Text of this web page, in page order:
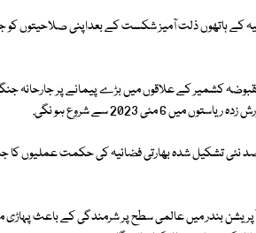
پاک فضائیہ کے ہاتھوں ذلت آمیز شکست کے بعداپنی
مقبوضہ کشمیر کے علاقوں میں بڑے پیمانے پر
6 مئی 2023 سے شروع ہو نگی.
نئی تشکیل شدہ بھارتی فضائیہ کی حکمت عملیوں کا
بندر میں عالمی سطح پر شرمندگی کے باعث